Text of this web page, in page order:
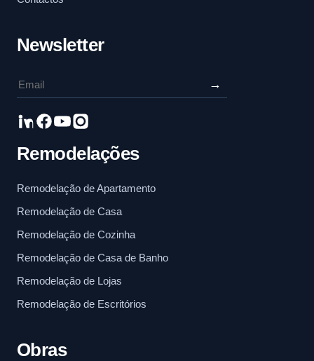
Newsletter
→
Remodelações
Remodelação de Apartamento
Remodelação de Casa
Remodelação de Cozinha
Remodelação de Casa de Banho
Remodelação de Lojas
Remodelação de Escritórios
Obras